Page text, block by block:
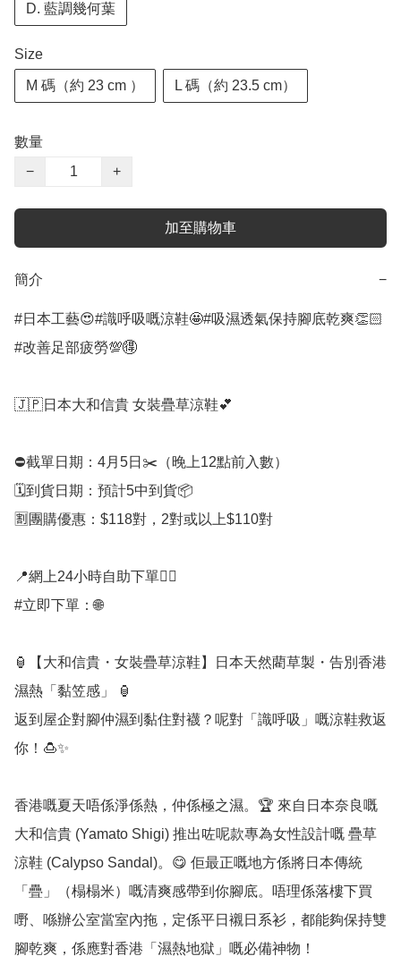
D. 藍調幾何葉
Size
M 碼（約 23 cm ） L 碼（約 23.5 cm）
數量
−
+
加至購物車
簡介 −
#日本工藝😍#識呼吸嘅涼鞋🤩#吸濕透氣保持腳底乾爽👏🏻
#改善足部疲勞💯🉐
🇯🇵日本大和信貴 女裝疊草涼鞋💕
⛔️截單日期：4月5日✂️（晚上12點前入數）
🗓️到貨日期：預計5中到貨📦
🈹團購優惠：$118對，2對或以上$110對
📍網上24小時自助下單👍🏻
#立即下單：🌐
🏮【大和信貴・女裝疊草涼鞋】日本天然藺草製・告別香港
濕熱「黏笠感」 🏮
返到屋企對腳仲濕到黏住對襪？呢對「識呼吸」嘅涼鞋救返
你！🍮✨
香港嘅夏天唔係淨係熱，仲係極之濕。🏆 來自日本奈良嘅
大和信貴 (Yamato Shigi) 推出咗呢款專為女性設計嘅 疊草
涼鞋 (Calypso Sandal)。😋 佢最正嘅地方係將日本傳統
「疊」（榻榻米）嘅清爽感帶到你腳底。唔理係落樓下買
嘢、喺辦公室當室內拖，定係平日襯日系衫，都能夠保持雙
腳乾爽，係應對香港「濕熱地獄」嘅必備神物！